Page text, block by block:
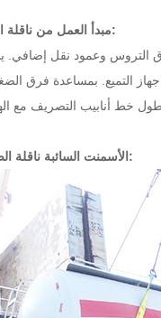
مبدأ العمل من ناقلة الأسمنت السائبة مقطورة:
التروس وعمود نقل إضافي.
التميع. بمساعدة فرق
الأسمنت السائبة ناقلة الصوامع مقطورة في النقل: